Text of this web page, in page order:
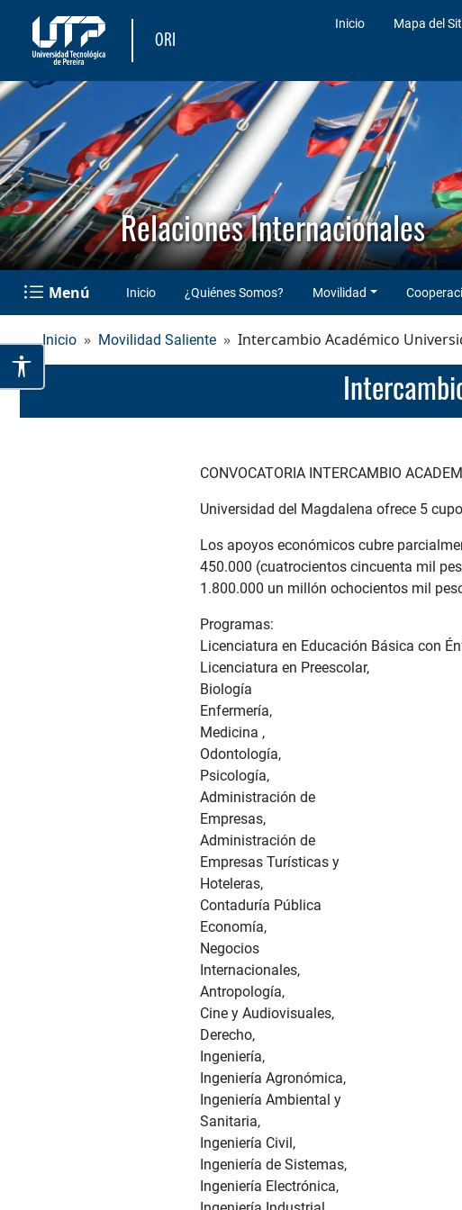
ORI
Inicio Mapa del
Relaciones Internacionales
Menú Inicio ¿Quiénes Somos? Movilidad
Inicio Movilidad Saliente Intercambio Académico
CONVOCATORIA INTERCAMBIO
Universidad del Magdalena ofrece 5
Los apoyos económicos cubre
450.000 (cuatrocientos cincuenta mil
1.800.000 un millón ochocientos mil
Programas:
Licenciatura en Educación Básica con
Licenciatura en Preescolar,
Biología
Enfermería,
Medicina ,
Odontología,
Psicología,
Administración de
Empresas,
Administración de
Empresas Turísticas y
Hoteleras,
Contaduría Pública
Economía,
Negocios
Internacionales,
Antropología,
Cine y Audiovisuales,
Derecho,
Ingeniería,
Ingeniería Agronómica,
Ingeniería Ambiental y
Sanitaria,
Ingeniería Civil,
Ingeniería de Sistemas,
Ingeniería Electrónica,